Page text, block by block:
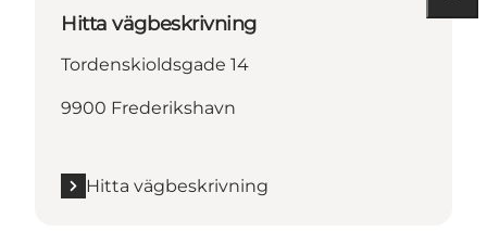
Hitta vägbeskrivning
Tordenskioldsgade 14
9900 Frederikshavn
Hitta vägbeskrivning